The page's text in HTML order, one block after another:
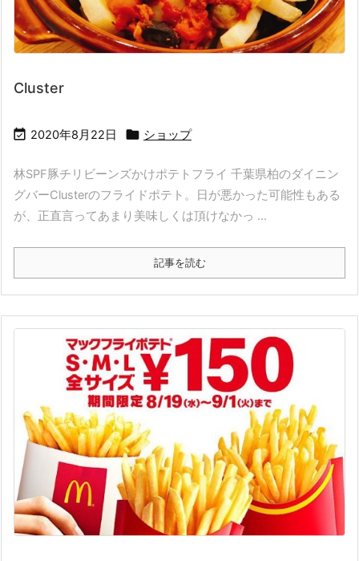
Cluster
 2020年8月22日  ショップ
林SPF豚チリビーンズかけポテトフライ 千葉県柏のダイニン
グバーClusterのフライドポテト。日が悪かった可能性もある
が、正直言ってあまり美味しくは頂けなかっ ...
記事を読む